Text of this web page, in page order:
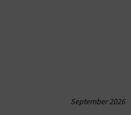
September 2026